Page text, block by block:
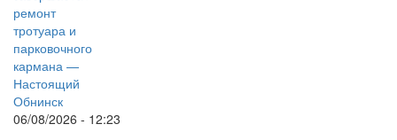
06/08/2026 - 12:23